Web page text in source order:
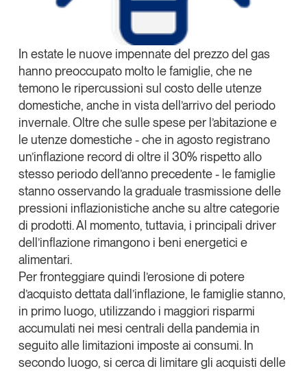
In estate le nuove impennate del prezzo del gas
hanno preoccupato molto le famiglie, che ne
temono le ripercussioni sul costo delle utenze
domestiche, anche in vista dell’arrivo del periodo
invernale. Oltre che sulle spese per l’abitazione e
le utenze domestiche - che in agosto registrano
un’inflazione record di oltre il 30% rispetto allo
stesso periodo dell’anno precedente - le famiglie
stanno osservando la graduale trasmissione delle
pressioni inflazionistiche anche su altre categorie
di prodotti. Al momento, tuttavia, i principali driver
dell’inflazione rimangono i beni energetici e
alimentari.
Per fronteggiare quindi l’erosione di potere
d’acquisto dettata dall’inflazione, le famiglie stanno,
in primo luogo, utilizzando i maggiori risparmi
accumulati nei mesi centrali della pandemia in
seguito alle limitazioni imposte ai consumi. In
secondo luogo, si cerca di limitare gli acquisti delle